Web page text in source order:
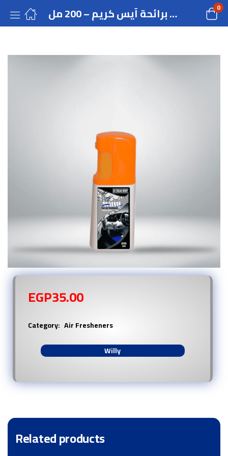
معطر جو سيارة برائحة آيس كريم – 200 مل 0
EGP35.00
Category: Air Fresheners
Willy
Related products